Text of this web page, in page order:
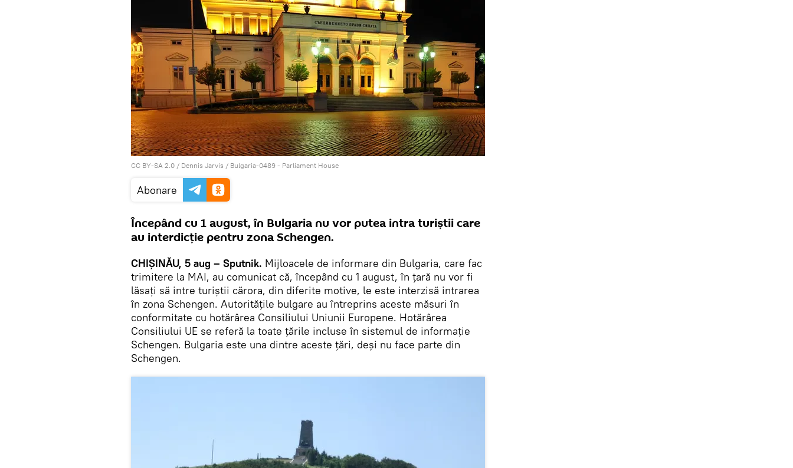
CC BY-SA 2.0 / Dennis Jarvis / Bulgaria-0489 - Parliament House
Abonare
Începând cu 1 august, în Bulgaria nu vor putea intra turiștii care
au interdicție pentru zona Schengen.
CHIȘINĂU, 5 aug – Sputnik. Mijloacele de informare din Bulgaria, care fac
trimitere la MAI, au comunicat că, începând cu 1 august, în țară nu vor fi
lăsați să intre turiștii cărora, din diferite motive, le este interzisă intrarea
în zona Schengen. Autoritățile bulgare au întreprins aceste măsuri în
conformitate cu hotărârea Consiliului Uniunii Europene. Hotărârea
Consiliului UE se referă la toate țările incluse în sistemul de informație
Schengen. Bulgaria este una dintre aceste țări, deși nu face parte din
Schengen.